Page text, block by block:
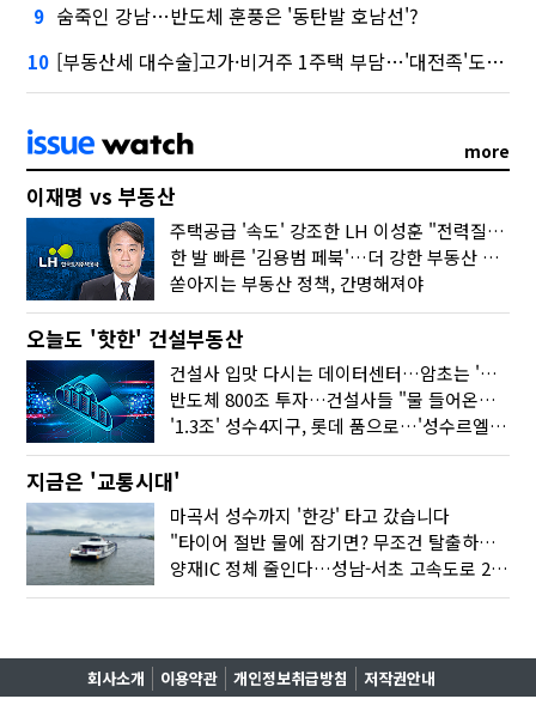
9 숨죽인 강남…반도체 훈풍은 '동탄발 호남선'?
10 [부동산세 대수술]고가·비거주 1주택 부담…'대전족'도 불똥
more
이재명 vs 부동산
주택공급 '속도' 강조한 LH 이성훈 "전력질주해야"
한 발 빠른 '김용범 페북'…더 강한 부동산 규제 나오나
쏟아지는 부동산 정책, 간명해져야
오늘도 '핫한' 건설부동산
건설사 입맛 다시는 데이터센터…암초는 '주민 반대'
반도체 800조 투자…건설사들 "물 들어온다!"
'1.3조' 성수4지구, 롯데 품으로…'성수르엘 S70' 거듭
지금은 '교통시대'
마곡서 성수까지 '한강' 타고 갔습니다
"타이어 절반 물에 잠기면? 무조건 탈출하세요"
양재IC 정체 줄인다…성남-서초 고속도로 2029년 착공
회사소개 이용약관 개인정보취급방침 저작권안내